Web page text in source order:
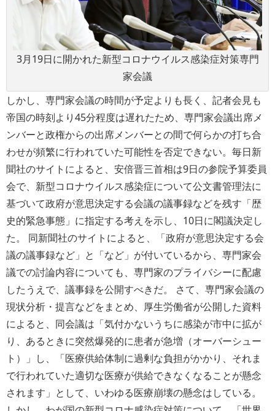
3月19日に開かれた新型コロナウイルス感染症対策専門
家会議
しかし、専門家会議の時間が予定よりも長く、記者会見も
帝国の時刻より45分程度は遅れたため、専門家会議出席メ
ンバーと政権からの出席メンバーとの間で何らかの打ち合
わせが頻繁に行われていた可能性を否定できない。毎日新
聞社のサイトによると、安倍晋三首相は9日の参院予算委員
会で、新型コロナウイルス感染症について公文書管理法に
基づいて政府が意思決定する会議の議事録などを残す「歴
史的緊急事態」に指定する考えを示し、10日に閣議決定し
た。 同新聞社のサイトによると、「政府が意思決定する会
議の議事録など」と「など」が付いているから、専門家会
議での討論内容についても、専門家のプライバシーに配慮
したうえで、議事録を公開すべきだ。 さて、専門家会議の
現状分析・提言などをまとめ、厚生労働省が公開した資料
によると、同会議は「気付かないうちに感染が市中に拡が
り、あるときに突然爆発的に患者が急増（オーバーシュー
ト）」し、「医療供給体制に過剰な負担がかかり、それま
で行われていた適切な医療が供給できなくなることが懸念
されます」として、いわゆる医療崩壊の懸念はしている。